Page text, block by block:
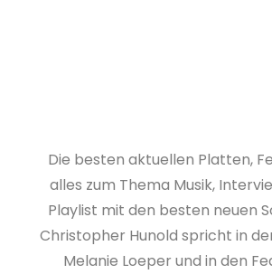
Die besten aktuellen Platten,
alles zum Thema Musik,
Playlist mit den besten neuen
Christopher Hunold spricht in
Melanie Loeper und in den